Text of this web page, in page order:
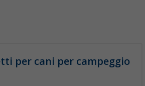
per cani per campeggio